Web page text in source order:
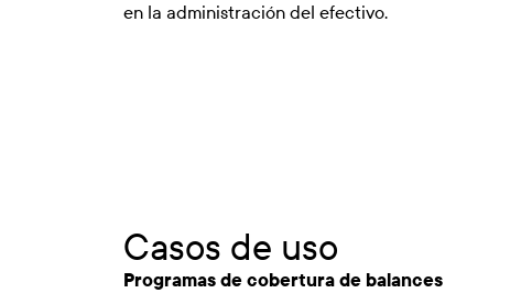
en la administración del efectivo.
Casos de uso
Programas de cobertura de balances